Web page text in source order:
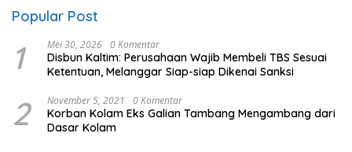
Popular Post
1 Mei 30, 2026 0 Komentar
Disbun Kaltim: Perusahaan Wajib Membeli TBS Sesuai
Ketentuan, Melanggar Siap-siap Dikenai Sanksi
2 November 5, 2021 0 Komentar
Korban Kolam Eks Galian Tambang Mengambang dari
Dasar Kolam